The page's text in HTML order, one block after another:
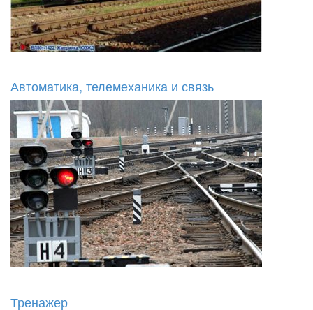
Автоматика, телемеханика и связь
Тренажер